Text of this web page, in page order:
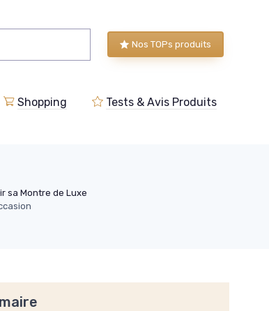
Nos TOPs produits
Shopping Tests & Avis Produits
sa Montre de Luxe